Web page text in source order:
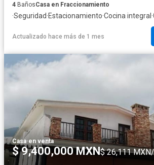
4 BañosCasa en Fraccionamiento
·Seguridad·Estacionamiento·Cocina integral ·
Actualizado hace más de 1 mes
Casa·en venta
$ 9,400,000 MXN$ 26,111